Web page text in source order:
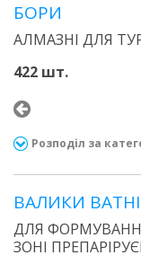
БОРИ
АЛМАЗНІ ДЛЯ
422 шт.
Розподіл за
ВАЛИКИ ВАТНІ
ДЛЯ
ЗОНІ